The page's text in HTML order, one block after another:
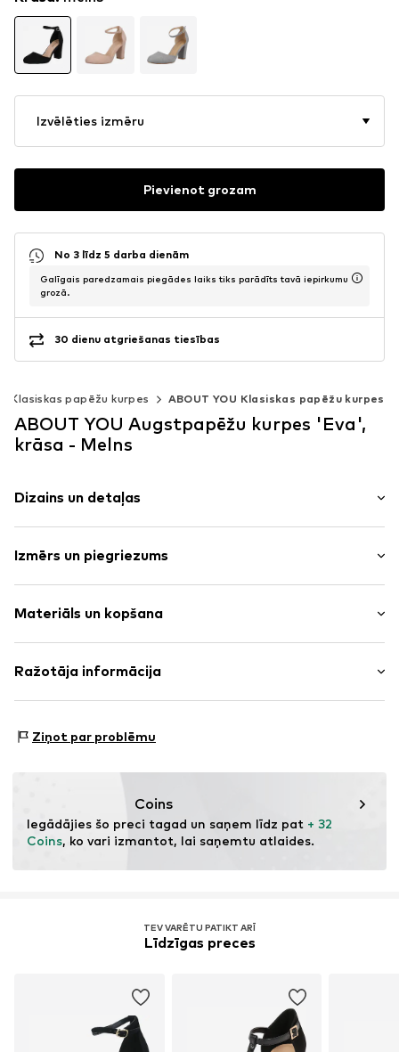
Izvēlēties izmēru
Pievienot grozam
No 3 līdz 5 darba dienām
Galīgais paredzamais piegādes laiks tiks parādīts tavā iepirkumu
grozā.
30 dienu atgriešanas tiesības
Klasiskas papēžu kurpes ABOUT YOU Klasiskas papēžu kurpes
ABOUT YOU Augstpapēžu kurpes 'Eva',
krāsa - Melns
Dizains un detaļas
Konusveida papēdis
Apaļš purngals
Ādas imitācija
Preces Nr. AYO4213001000001
Izmērs un piegriezums
Materiāls un kopšana
Virsmateriāls: Sintētika
Ražotāja informācija
20095 Hamburg
Ziņot par problēmu
Coins
Iegādājies šo preci tagad un saņem līdz pat + 32
Coins, ko vari izmantot, lai saņemtu atlaides.
TEV VARĒTU PATIKT ARĪ
Līdzīgas preces